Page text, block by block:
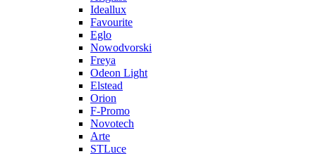
Ideallux
Favourite
Eglo
Nowodvorski
Freya
Odeon Light
Elstead
Orion
F-Promo
Novotech
Arte
STLuce